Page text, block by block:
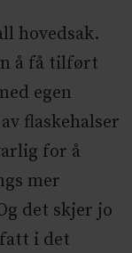
hovedsak.
å få tilført
egen
flaskehalser
for å
mer
det skjer jo
i det